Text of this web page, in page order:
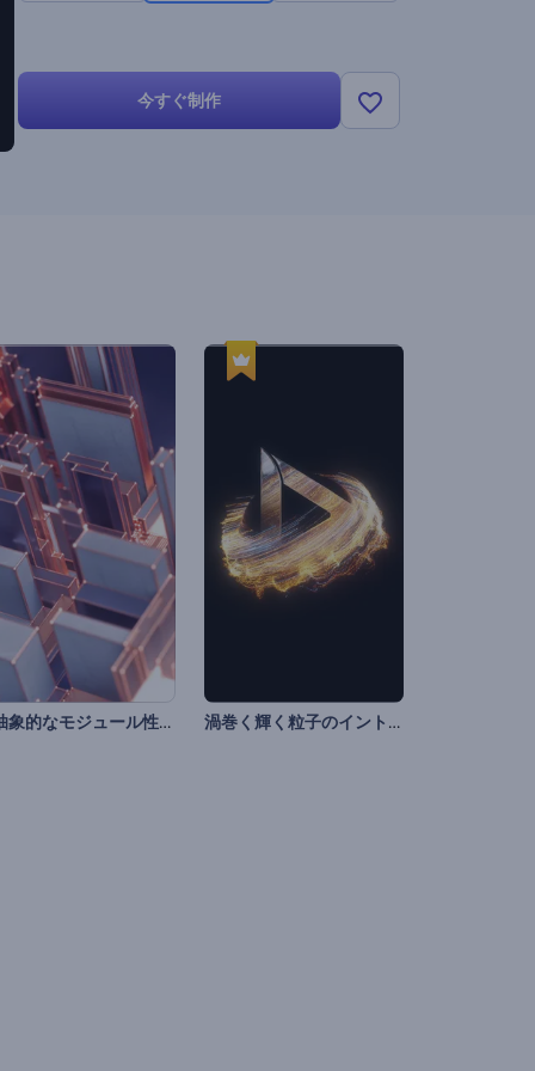
今すぐ制作
「抽象的なモジュール性」ロゴ動画 渦巻く輝く粒子のイントロ